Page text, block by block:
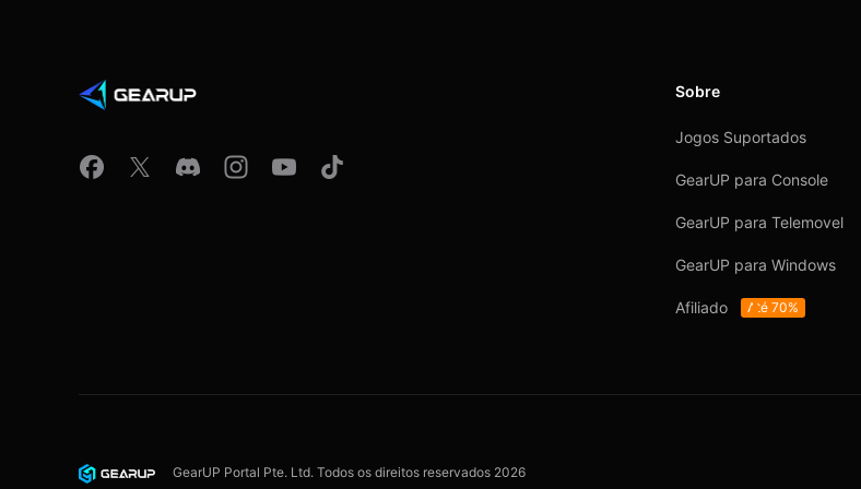
Sobre
Jogos Suportados
GearUP para Console
GearUP para Telemovel
GearUP para Windows
Afiliado Até 70%
GearUP Portal Pte. Ltd. Todos os direitos reservados 2026